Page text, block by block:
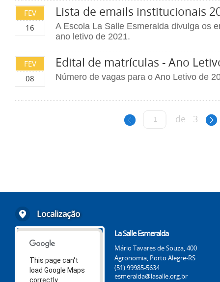
FEV
16
Lista de emails institucionais
A Escola La Salle Esmeralda divulga os
ano letivo de 2021.
FEV
08
Edital de matrículas - Ano
Número de vagas para o Ano Letivo de
de 3
Localização
This page can't
load Google Maps
correctly.
La Salle Esmeralda
Mário Tavares de Souza, 400
Agronomia, Porto Alegre-RS
(51) 99985-5634
esmeralda@lasalle.org.br